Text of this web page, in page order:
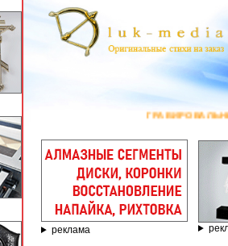
ГРАВИРОВАЛЬНЫЕ И ФРЕЗЕРНЫЕ
реклама